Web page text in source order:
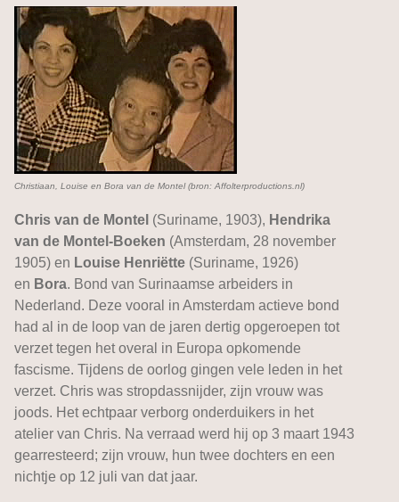
Christiaan, Louise en Bora van de Montel (bron: Affolterproductions.nl)
Chris van de Montel (Suriname, 1903), Hendrika
van de Montel-Boeken (Amsterdam, 28 november
1905) en Louise Henriëtte (Suriname, 1926)
en Bora. Bond van Surinaamse arbeiders in
Nederland. Deze vooral in Amsterdam actieve bond
had al in de loop van de jaren dertig opgeroepen tot
verzet tegen het overal in Europa opkomende
fascisme. Tijdens de oorlog gingen vele leden in het
verzet. Chris was stropdassnijder, zijn vrouw was
joods. Het echtpaar verborg onderduikers in het
atelier van Chris. Na verraad werd hij op 3 maart 1943
gearresteerd; zijn vrouw, hun twee dochters en een
nichtje op 12 juli van dat jaar.